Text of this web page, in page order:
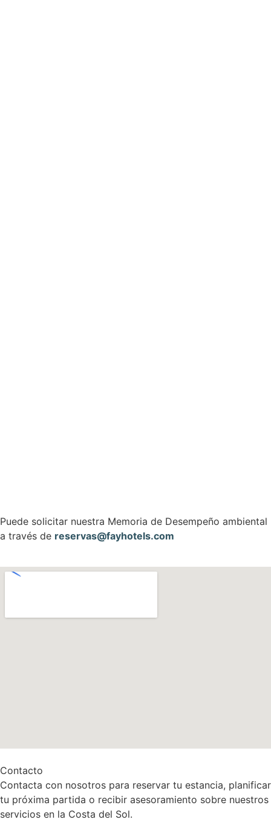
Puede solicitar nuestra Memoria de Desempeño ambiental
a través de reservas@fayhotels.com
Contacto
Contacta con nosotros para reservar tu estancia, planificar
tu próxima partida o recibir asesoramiento sobre nuestros
servicios en la Costa del Sol.